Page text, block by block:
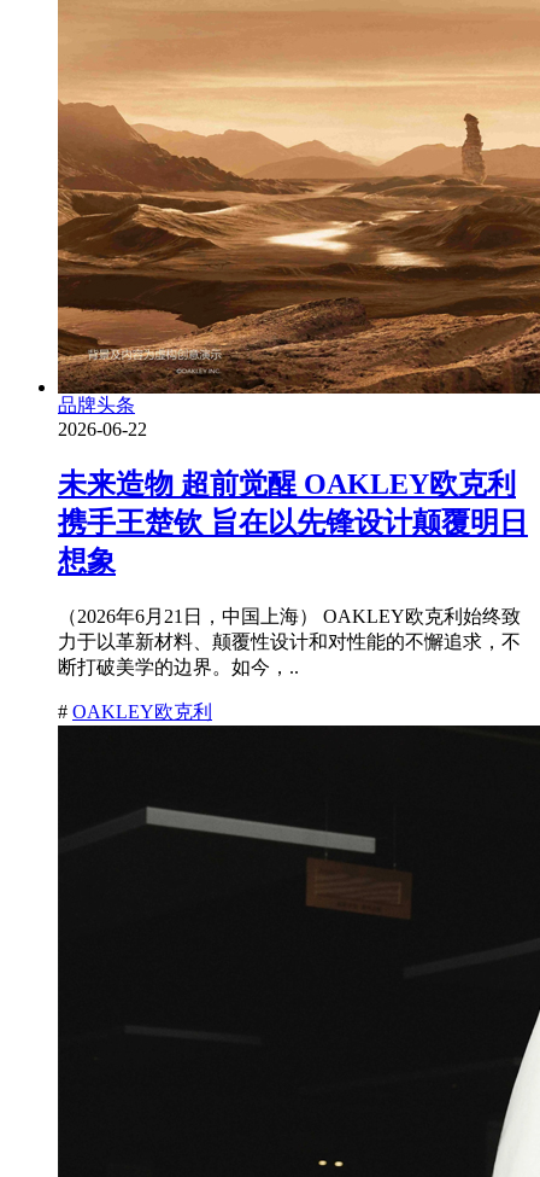
品牌头条
2026-06-22
未来造物 超前觉醒 OAKLEY欧克利
携手王楚钦 旨在以先锋设计颠覆明日
想象
（2026年6月21日，中国上海） OAKLEY欧克利始终致
力于以革新材料、颠覆性设计和对性能的不懈追求，不
断打破美学的边界。如今，..
# OAKLEY欧克利